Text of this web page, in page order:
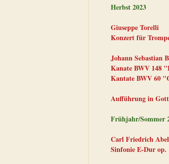
Herbst 2023
Giuseppe Torelli
Konzert für
Johann Sebastian
Kanate BWV 148
Kantate BWV 60
Aufführung in
Frühjahr/Sommer
Carl Friedrich Abel
Sinfonie E-Dur op.